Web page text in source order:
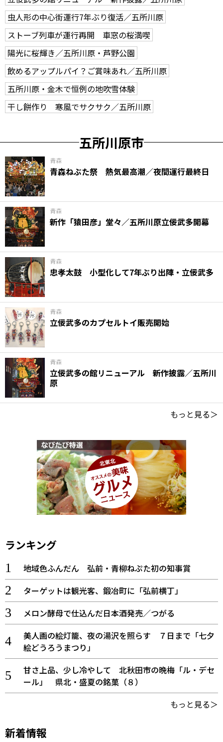
虫人形の中心街運行7年ぶり復活／五所川原
ストーブ列車が運行再開 車窓の桜満喫
陽光に桜輝き／五所川原・芦野公園
飲めるアップルパイ？ご賞味あれ／五所川原
五所川原・金木で恒例の地吹雪体験
干し餅作り 寒風でサクサク／五所川原
五所川原市
青森
青森ねぶた祭 熱気最高潮／夜間運行最終日
青森
新作「猿田彦」堂々／五所川原立佞武多開幕
青森
忠孝太鼓 小型化して7年ぶり出陣・立佞武多
青森
立佞武多のカプセルトイ販売開始
青森
立佞武多の館リニューアル 新作披露／五所川
原
もっと見る＞
ランキング
地域色ふんだん 弘前・青柳ねぷた初の知事賞
ターゲットは観光客、鍛冶町に「弘前横丁」
メロン酵母で仕込んだ日本酒発売／つがる
美人画の絵灯籠、夜の湯沢を照らす ７日まで「七夕
絵どうろうまつり」
甘さ上品、少し冷やして 北秋田市の晩梅「ル・デセ
ール」 県北・盛夏の銘菓（８）
もっと見る＞
新着情報